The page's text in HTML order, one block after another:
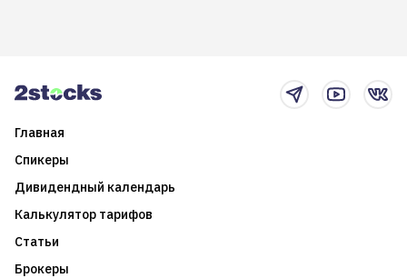
Главная
Спикеры
Дивидендный календарь
Калькулятор тарифов
Статьи
Брокеры